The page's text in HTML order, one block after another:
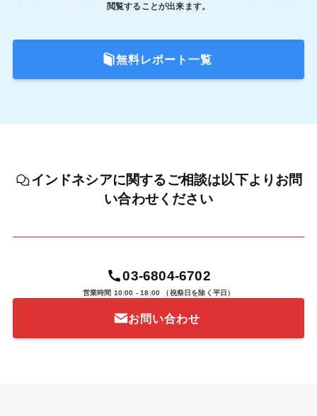
閲覧することが出来ます。
無料レポート一覧
インドネシアに関するご相談は以下よりお問
い合わせください
03-6804-6702
営業時間 10:00 - 18:00 （祝祭日を除く平日）
お問い合わせ